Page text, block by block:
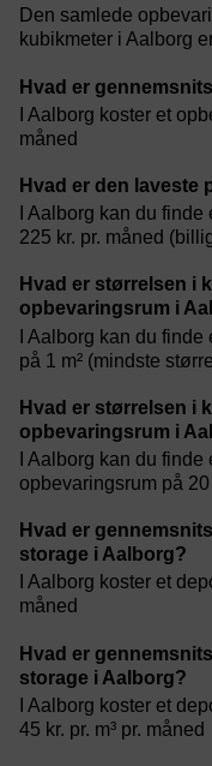
Den samlede
kubikmeter i Aalborg
Hvad er
I Aalborg koster et
måned
Hvad er den laveste
I Aalborg kan du
225 kr. pr. måned
Hvad er størrelsen i
opbevaringsrum i
I Aalborg kan du
på 1 m² (mindste
Hvad er størrelsen i
opbevaringsrum i
I Aalborg kan du
opbevaringsrum på
Hvad er
storage i Aalborg?
I Aalborg koster et
måned
Hvad er
storage i Aalborg?
I Aalborg koster et
45 kr. pr. m³ pr. måned